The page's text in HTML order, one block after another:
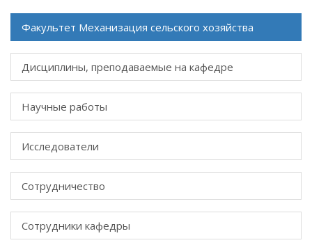
Факультет Механизация сельского хозяйства
Дисциплины, преподаваемые на кафедре
Научные работы
Исследователи
Сотрудничество
Сотрудники кафедры